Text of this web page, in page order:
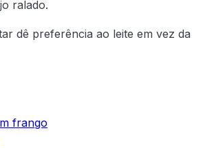
ralado.
dê preferência ao leite em vez da
frango